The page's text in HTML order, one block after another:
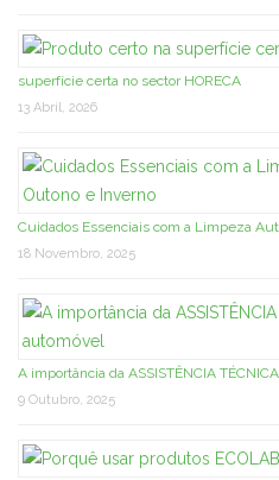
superfície certa no sector HORECA
13 Abril, 2026
Cuidados Essenciais com a Limpeza
18 Novembro, 2025
A importância da ASSISTÊNCIA
9 Outubro, 2025